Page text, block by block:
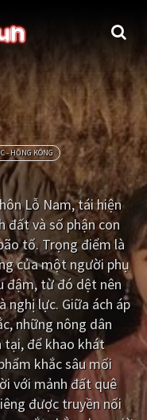
động
tranh
kịch
- Hình sự
hước
học - Tài liệu
- HỒNG KÔNG
Lỗ Nam, tái hiện
đất và số phận con
tố. Trọng điểm là
của một người phụ
đậm, từ đó dệt nên
nghị lực. Giữa ách áp
những nông dân
tại, để khao khát
khắc sâu mối
với mảnh đất quê
được truyền nối